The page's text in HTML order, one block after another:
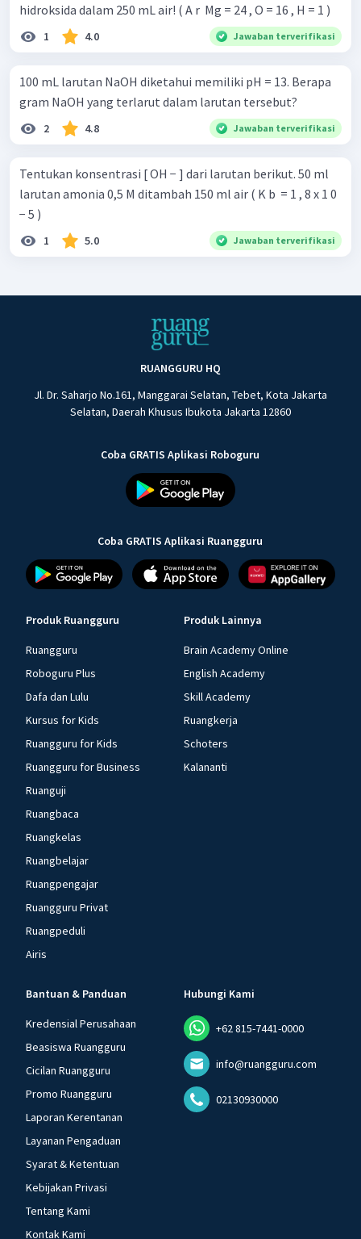
hidroksida dalam 250 mL air! ( A r ​ Mg = 24 , O = 16 , H = 1 )
1 4.0 Jawaban terverifikasi
100 mL larutan NaOH diketahui memiliki pH = 13. Berapa
gram NaOH yang terlarut dalam larutan tersebut? ​
2 4.8 Jawaban terverifikasi
Tentukan konsentrasi [ OH − ] dari larutan berikut. 50 ml
larutan amonia 0,5 M ditambah 150 ml air ( K b ​ = 1 , 8 x 1 0
− 5 )
1 5.0 Jawaban terverifikasi
RUANGGURU HQ
Jl. Dr. Saharjo No.161, Manggarai Selatan, Tebet, Kota Jakarta
Selatan, Daerah Khusus Ibukota Jakarta 12860
Coba GRATIS Aplikasi Roboguru
Coba GRATIS Aplikasi Ruangguru
Produk Ruangguru
Ruangguru
Roboguru Plus
Dafa dan Lulu
Kursus for Kids
Ruangguru for Kids
Ruangguru for Business
Ruanguji
Ruangbaca
Ruangkelas
Ruangbelajar
Ruangpengajar
Ruangguru Privat
Ruangpeduli
Airis
Produk Lainnya
Brain Academy Online
English Academy
Skill Academy
Ruangkerja
Schoters
Kalananti
Bantuan & Panduan
Kredensial Perusahaan
Beasiswa Ruangguru
Cicilan Ruangguru
Promo Ruangguru
Laporan Kerentanan
Layanan Pengaduan
Syarat & Ketentuan
Kebijakan Privasi
Tentang Kami
Kontak Kami
Hubungi Kami
+62 815-7441-0000
info@ruangguru.com
02130930000